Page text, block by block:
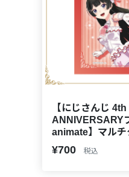
【にじさんじ 4th
ANNIVERSARY
animate】マルチ
¥700 税込